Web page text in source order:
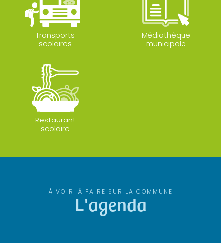
Transports
scolaires
Médiathèque
municipale
Restaurant
scolaire
À VOIR, À FAIRE SUR LA COMMUNE
L'agenda